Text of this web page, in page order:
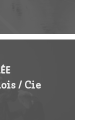
/ Cie